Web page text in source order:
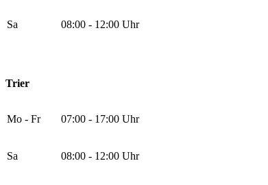
Sa 08:00 - 12:00 Uhr
Trier
Mo - Fr 07:00 - 17:00 Uhr
Sa 08:00 - 12:00 Uhr